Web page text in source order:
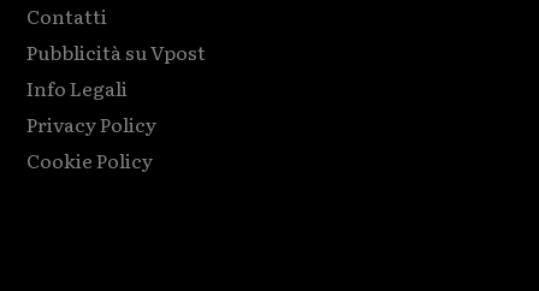
Contatti
Pubblicità su Vpost
Info Legali
Privacy Policy
Cookie Policy